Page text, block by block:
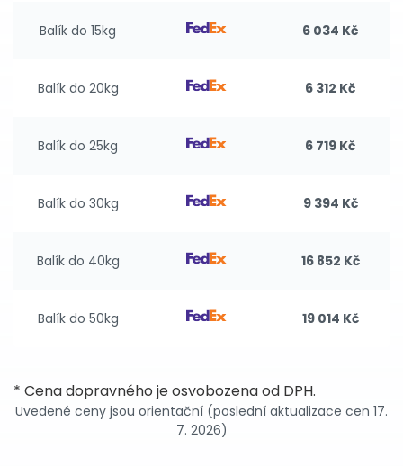
Balík do 15kg 6 034 Kč
Balík do 20kg 6 312 Kč
Balík do 25kg 6 719 Kč
Balík do 30kg 9 394 Kč
Balík do 40kg 16 852 Kč
Balík do 50kg 19 014 Kč
* Cena dopravného je osvobozena od DPH.
Uvedené ceny jsou orientační (poslední aktualizace cen 17.
7. 2026)